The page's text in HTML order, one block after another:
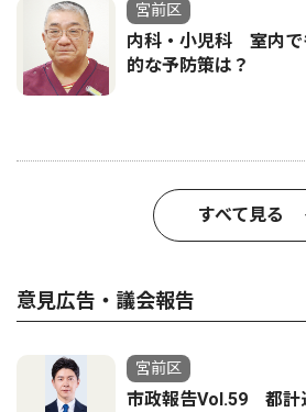
宮前区
内科・小児科 室内で
的な予防策は？
すべて見る
意見広告・議会報告
宮前区
市政報告Vol.59 都計